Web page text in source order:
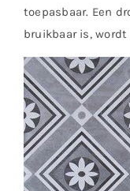
toepasbaar. Een
bruikbaar is,